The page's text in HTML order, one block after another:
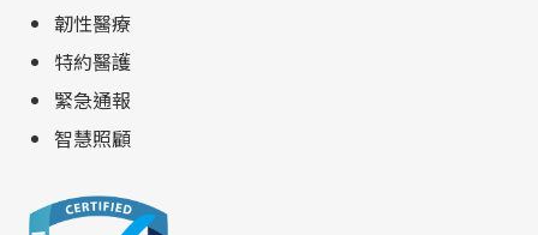
韌性醫療
特約醫護
緊急通報
智慧照顧